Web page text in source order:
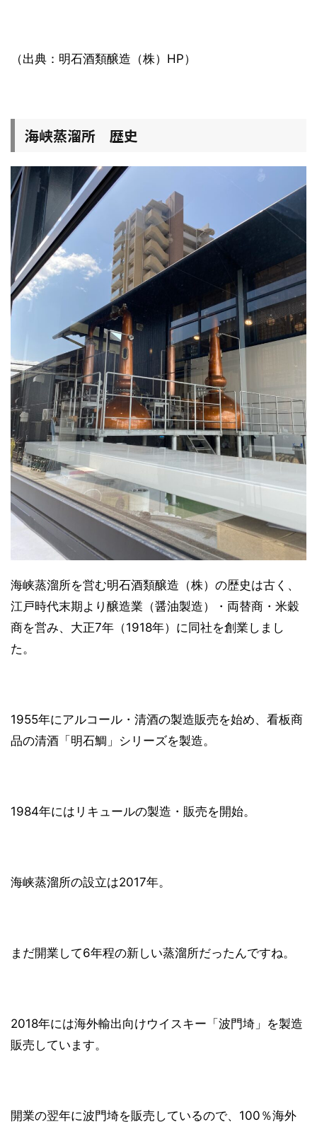
（出典：明石酒類醸造（株）HP）
海峡蒸溜所 歴史
海峡蒸溜所を営む明石酒類醸造（株）の歴史は古く、
江戸時代末期より醸造業（醤油製造）・両替商・米穀
商を営み、大正7年（1918年）に同社を創業しまし
た。
1955年にアルコール・清酒の製造販売を始め、看板商
品の清酒「明石鯛」シリーズを製造。
1984年にはリキュールの製造・販売を開始。
海峡蒸溜所の設立は2017年。
まだ開業して6年程の新しい蒸溜所だったんですね。
2018年には海外輸出向けウイスキー「波門埼」を製造
販売しています。
開業の翌年に波門埼を販売しているので、100％海外